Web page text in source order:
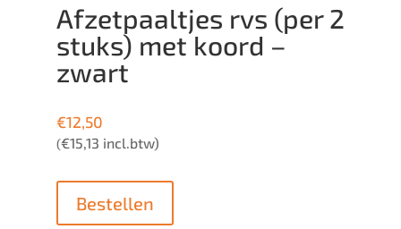
Afzetpaaltjes rvs (per 2
stuks) met koord –
zwart
€12,50
(€15,13 incl.btw)
Bestellen